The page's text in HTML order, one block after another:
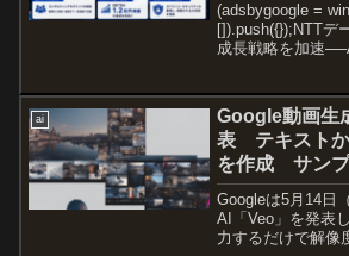
(adsbygoogle =
[]).push({});NTTデ
成長戦略を加速
ai
Google動画生
表 テキスト
を作成 サンプ
Google I/O
Googleは5月14日
AI「Veo」を発表
力するだけで解像